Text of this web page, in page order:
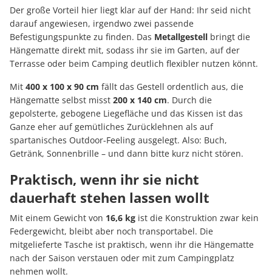
Der große Vorteil hier liegt klar auf der Hand: Ihr seid nicht
darauf angewiesen, irgendwo zwei passende
Befestigungspunkte zu finden. Das Metallgestell bringt die
Hängematte direkt mit, sodass ihr sie im Garten, auf der
Terrasse oder beim Camping deutlich flexibler nutzen könnt.
Mit 400 x 100 x 90 cm fällt das Gestell ordentlich aus, die
Hängematte selbst misst 200 x 140 cm. Durch die
gepolsterte, gebogene Liegefläche und das Kissen ist das
Ganze eher auf gemütliches Zurücklehnen als auf
spartanisches Outdoor-Feeling ausgelegt. Also: Buch,
Getränk, Sonnenbrille – und dann bitte kurz nicht stören.
Praktisch, wenn ihr sie nicht
dauerhaft stehen lassen wollt
Mit einem Gewicht von 16,6 kg ist die Konstruktion zwar kein
Federgewicht, bleibt aber noch transportabel. Die
mitgelieferte Tasche ist praktisch, wenn ihr die Hängematte
nach der Saison verstauen oder mit zum Campingplatz
nehmen wollt.